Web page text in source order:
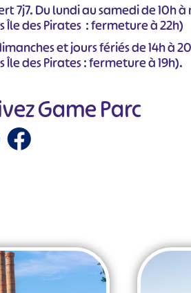
7j7. Du lundi au samedi de 10h
Île des Pirates : fermeture à 22h)
et jours fériés de 14h à
Île des Pirates : fermeture à 19h).
Game Parc